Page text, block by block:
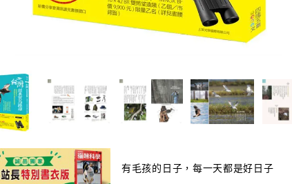
有毛孩的日子，每一天都是好日子